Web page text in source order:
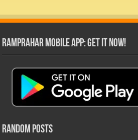
RamPrahar Mobile App: Get it Now!
Random Posts